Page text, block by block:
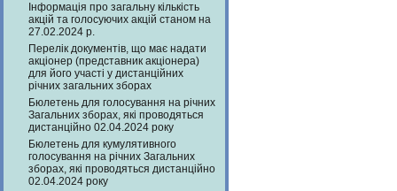
Інформація про загальну кількість
акцій та голосуючих акцій станом на
27.02.2024 р.
Перелік документів, що має надати
акціонер (представник акціонера)
для його участі у дистанційних
річних загальних зборах
Бюлетень для голосування на річних
Загальних зборах, які проводяться
дистанційно 02.04.2024 року
Бюлетень для кумулятивного
голосування на річних Загальних
зборах, які проводяться дистанційно
02.04.2024 року